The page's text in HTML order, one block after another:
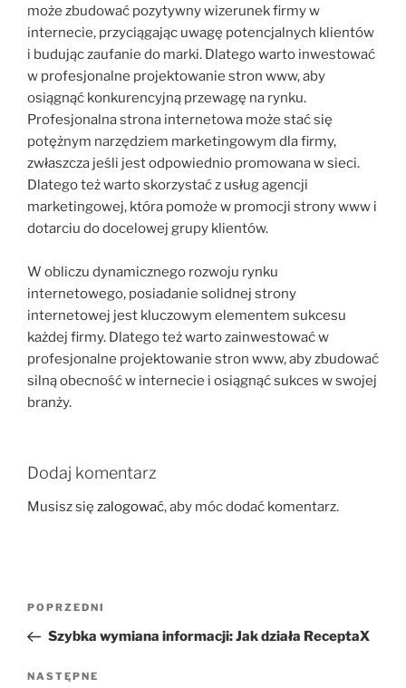
może zbudować pozytywny wizerunek firmy w
internecie, przyciągając uwagę potencjalnych klientów
i budując zaufanie do marki. Dlatego warto inwestować
w profesjonalne projektowanie stron www, aby
osiągnąć konkurencyjną przewagę na rynku.
Profesjonalna strona internetowa może stać się
potężnym narzędziem marketingowym dla firmy,
zwłaszcza jeśli jest odpowiednio promowana w sieci.
Dlatego też warto skorzystać z usług agencji
marketingowej, która pomoże w promocji strony www i
dotarciu do docelowej grupy klientów.
W obliczu dynamicznego rozwoju rynku
internetowego, posiadanie solidnej strony
internetowej jest kluczowym elementem sukcesu
każdej firmy. Dlatego też warto zainwestować w
profesjonalne projektowanie stron www, aby zbudować
silną obecność w internecie i osiągnąć sukces w swojej
branży.
Dodaj komentarz
Musisz się zalogować, aby móc dodać komentarz.
Nawigacja
Poprzedni
wpis
POPRZEDNI
Szybka wymiana informacji: Jak działa ReceptaX
Następny
NASTĘPNE